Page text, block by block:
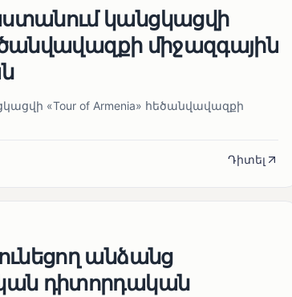
կանցկացվի
միջազգային
«Tour of Armenia» հեծանվավազքի
Դիտել
անձանց
դիտորդական